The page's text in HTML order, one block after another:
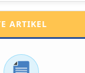
ARTIKEL